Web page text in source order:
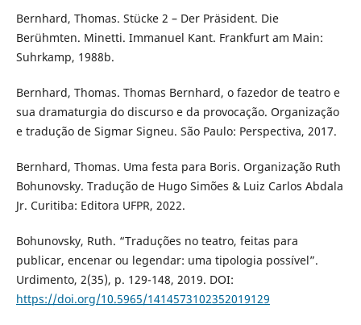
Bernhard, Thomas. Stücke 2 – Der Präsident. Die
Berühmten. Minetti. Immanuel Kant. Frankfurt am Main:
Suhrkamp, 1988b.
Bernhard, Thomas. Thomas Bernhard, o fazedor de teatro e
sua dramaturgia do discurso e da provocação. Organização
e tradução de Sigmar Signeu. São Paulo: Perspectiva, 2017.
Bernhard, Thomas. Uma festa para Boris. Organização Ruth
Bohunovsky. Tradução de Hugo Simões & Luiz Carlos Abdala
Jr. Curitiba: Editora UFPR, 2022.
Bohunovsky, Ruth. “Traduções no teatro, feitas para
publicar, encenar ou legendar: uma tipologia possível”.
Urdimento, 2(35), p. 129-148, 2019. DOI:
https://doi.org/10.5965/1414573102352019129